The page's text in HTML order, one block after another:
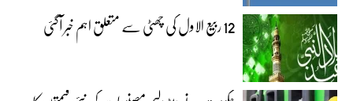
12 ربیع الاول کی چھٹی سے متعلق اہم خبر آگئی